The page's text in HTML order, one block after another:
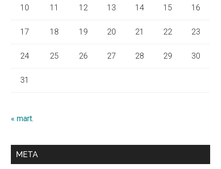
10 11 12 13 14 15 16
17 18 19 20 21 22 23
24 25 26 27 28 29 30
31
« mart.
META